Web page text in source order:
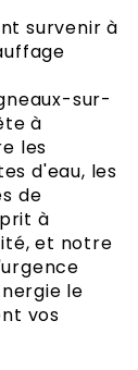
survenir à
sur-
à
les
d'eau, les
de
à
et notre
le
vos